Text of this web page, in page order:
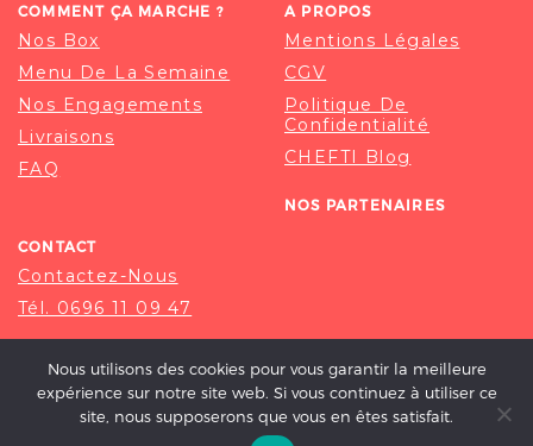
COMMENT ÇA MARCHE ?
Nos Box
Menu De La Semaine
Nos Engagements
Livraisons
FAQ
A PROPOS
Mentions Légales
CGV
Politique De
Confidentialité
CHEFTI Blog
NOS PARTENAIRES
CONTACT
Contactez-Nous
Tél. 0696 11 09 47
Nous utilisons des cookies pour vous garantir la meilleure
expérience sur notre site web. Si vous continuez à utiliser ce
site, nous supposerons que vous en êtes satisfait.